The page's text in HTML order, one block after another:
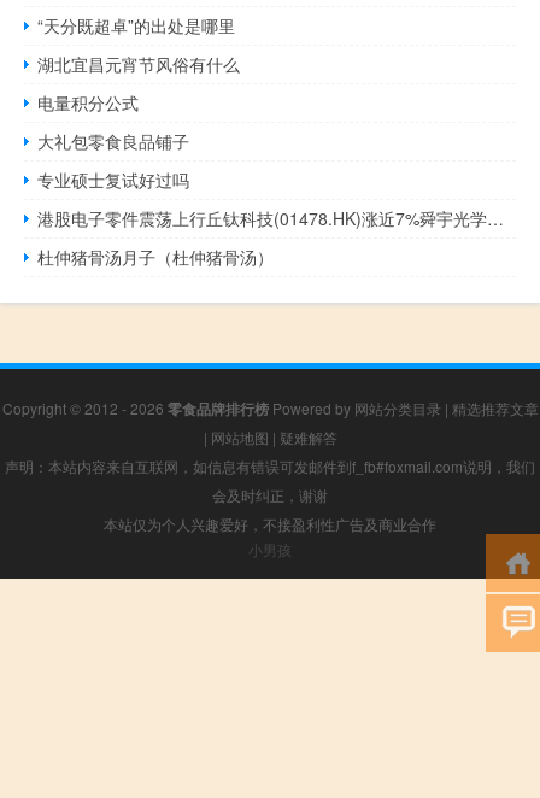
“天分既超卓”的出处是哪里
湖北宜昌元宵节风俗有什么
电量积分公式
大礼包零食良品铺子
专业硕士复试好过吗
港股电子零件震荡上行丘钛科技(01478.HK)涨近7%舜宇光学科技(02382.HK)涨1.5%瑞声科技(02018.HK)涨1%通达集团(00698.HK)等跟涨
杜仲猪骨汤月子（杜仲猪骨汤）
Copyright © 2012 - 2026 零食品牌排行榜Powered by 网站分类目录 | 精选推荐文章
| 网站地图 | 疑难解答
声明：本站内容来自互联网，如信息有错误可发邮件到f_fb#foxmail.com说明，我们
会及时纠正，谢谢
本站仅为个人兴趣爱好，不接盈利性广告及商业合作
小男孩